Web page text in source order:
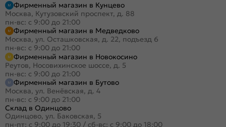
Фирменный магазин в Кунцево
Москва, Кутузовский проспект, д. 88
пн-вс: с 9:00 до 21:00
Фирменный магазин в Медведково
Москва, ул. Осташковская, д. 22, подъезд 6
пн-вс: с 9:00 до 21:00
Фирменный магазин в Новокосино
Реутов, Носовихинское шоссе, д. 5
пн-вс: с 9:00 до 21:00
Фирменный магазин в Бутово
Москва, ул. Венёвская, д. 4
пн-вс: с 9:00 до 21:00
Склад в Одинцово
Одинцово, ул. Баковская, 5
пн-пт: с 9:00 до 19:30 / сб-вс: с 9:00 до 18:00